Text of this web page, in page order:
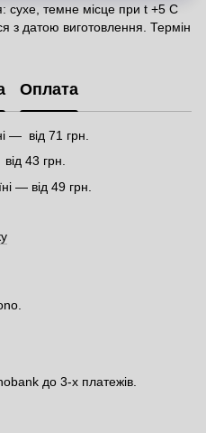
сухе, темне місце при t +5 C
з датою виготовлення. Термін
Оплата
— від 71 грн.
43 грн.
— від 49 грн.
до 3-х платежів.